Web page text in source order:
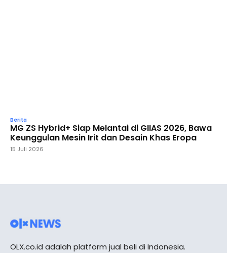
Berita
MG ZS Hybrid+ Siap Melantai di GIIAS 2026, Bawa
Keunggulan Mesin Irit dan Desain Khas Eropa
15 Juli 2026
OLX.co.id adalah platform jual beli di Indonesia.